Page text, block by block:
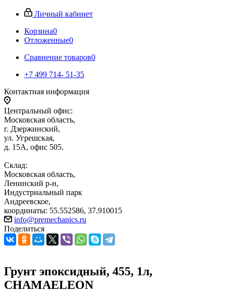
Личный кабинет
Корзина0
Отложенные0
Сравнение товаров0
+7 499 714- 51-35
Контактная информация
Центральный офис:
Московская область,
г. Дзержинский,
ул. Угрешская,
д. 15А, офис 505.
Склад:
Московская область,
Ленинский р-н,
Индустриальный парк
Андреевское,
координаты: 55.552586, 37.910015
info@premechanics.ru
Поделиться
Грунт эпоксидный, 455, 1л,
CHAMAELEON